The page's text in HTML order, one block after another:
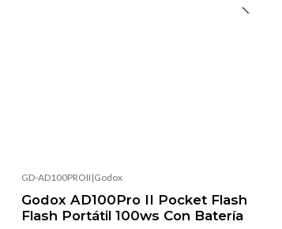
GD-AD100PROII |Godox
Godox AD100Pro II Pocket Flash
Flash Portátil 100ws Con Batería